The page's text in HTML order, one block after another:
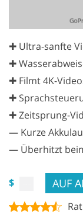
✚ Ultra-sanfte
✚
✚ Filmt 4K-
✚
✚ Zeitsprung-
— Kurze
— Überhitzt
$ AUF